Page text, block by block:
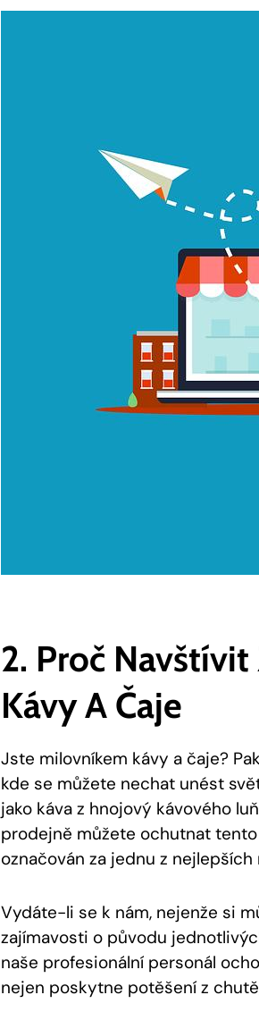
2. Proč
Kávy A Čaje
Jste milovníkem kávy a čaje?
kde se můžete nechat unést
jako káva z hnojový kávového
prodejně můžete ochutnat
označován za jednu z nejlepších
Vydáte-li se k nám, nejenže si
zajímavosti o původu
naše profesionální personál
nejen poskytne potěšení z